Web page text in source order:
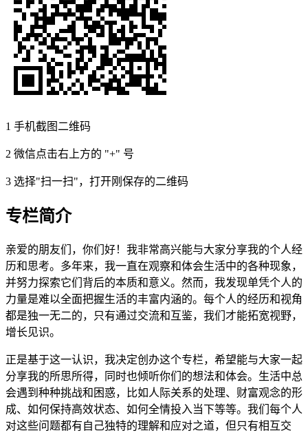
1 手机截图二维码
2 微信点击右上方的 "+" 号
3 选择"扫一扫"，打开刚保存的二维码
专栏简介
亲爱的朋友们，你们好！我非常高兴能与大家分享我的个人经
历和思考。多年来，我一直在观察和体会生活中的各种现象，
并努力探索它们背后的本质和意义。然而，我发现单凭个人的
力量是难以全面把握生活的丰富内涵的。每个人的经历和视角
都是独一无二的，只有通过交流和互鉴，我们才能拓宽视野，
增长见识。
正是基于这一认识，我决定创办这个专栏，希望能与大家一起
分享我的所思所得，同时也倾听你们的想法和体会。生活中总
会遇到种种挑战和困惑，比如人际关系的处理、财富观念的形
成、如何保持高效状态、如何全情投入当下等等。我们每个人
对这些问题都有自己独特的理解和应对之道，但只有相互交